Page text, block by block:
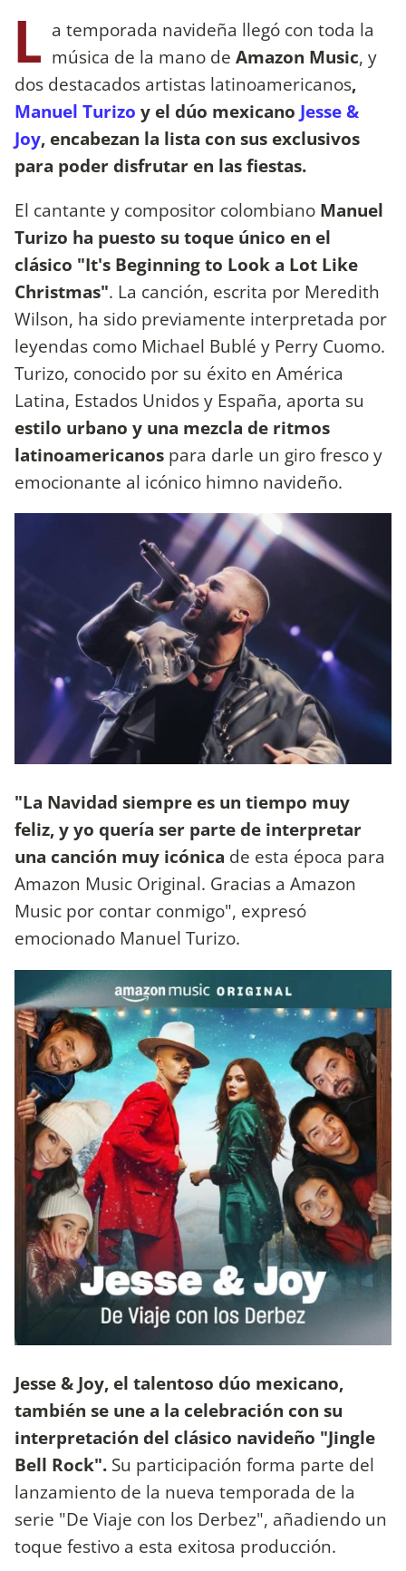
L a temporada navideña llegó con toda la
música de la mano de Amazon Music, y
dos destacados artistas latinoamericanos,
Manuel Turizo y el dúo mexicano Jesse &
Joy, encabezan la lista con sus exclusivos
para poder disfrutar en las fiestas.
El cantante y compositor colombiano Manuel
Turizo ha puesto su toque único en el
clásico "It's Beginning to Look a Lot Like
Christmas". La canción, escrita por Meredith
Wilson, ha sido previamente interpretada por
leyendas como Michael Bublé y Perry Cuomo.
Turizo, conocido por su éxito en América
Latina, Estados Unidos y España, aporta su
estilo urbano y una mezcla de ritmos
latinoamericanos para darle un giro fresco y
emocionante al icónico himno navideño.
"La Navidad siempre es un tiempo muy
feliz, y yo quería ser parte de interpretar
una canción muy icónica de esta época para
Amazon Music Original. Gracias a Amazon
Music por contar conmigo", expresó
emocionado Manuel Turizo.
Jesse & Joy, el talentoso dúo mexicano,
también se une a la celebración con su
interpretación del clásico navideño "Jingle
Bell Rock". Su participación forma parte del
lanzamiento de la nueva temporada de la
serie "De Viaje con los Derbez", añadiendo un
toque festivo a esta exitosa producción.